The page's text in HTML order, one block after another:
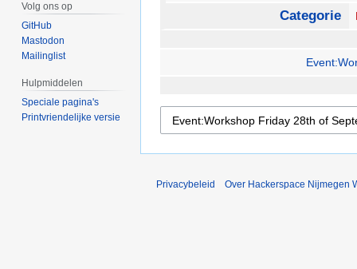
Categorie
Volg ons op
GitHub
Mastodon
Mailinglist
Hulpmiddelen
Speciale pagina's
Printvriendelijke versie
Privacybeleid Over Hackerspace Nijmegen